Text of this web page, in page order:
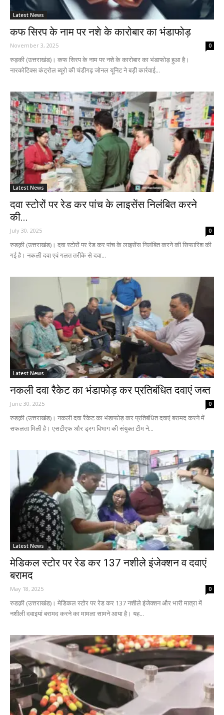
Latest News
कफ सिरप के नाम पर नशे के कारोबार का भंडाफोड़
November 3, 2025 0
रुड़की (उत्तराखंड)। कफ सिरप के नाम पर नशे के कारोबार का भंडाफोड़ हुआ है।
नारकोटिक्स कंट्रोल ब्यूरो की चंडीगढ़ जोनल यूनिट ने बड़ी कार्रवाई...
Latest News
दवा स्टोरों पर रेड कर पांच के लाइसेंस निलंबित करने
की...
July 30, 2025 0
रुडक़ी (उत्तराखंड)। दवा स्टोरों पर रेड कर पांच के लाइसेंस निलंबित करने की सिफारिश की
गई है। नकली दवा एवं गलत तरीके से दवा...
Latest News
नकली दवा रैकेट का भंडाफोड़ कर प्रतिबंधित दवाएं जब्त
June 30, 2025 0
रुडक़ी (उत्तराखंड)। नकली दवा रैकेट का भंडाफोड़ कर प्रतिबंधित दवाएं बरामद करने में
सफलता मिली है। एसटीएफ और ड्रग विभाग की संयुक्त टीम ने...
Latest News
मेडिकल स्टोर पर रेड कर 137 नशीले इंजेक्शन व दवाएं
बरामद
May 18, 2025 0
रुडक़ी (उत्तराखंड)। मेडिकल स्टोर पर रेड कर 137 नशीले इंजेक्शन और भारी मात्रा में
नशीली दवाइयां बरामद करने का मामला सामने आया है। यह...